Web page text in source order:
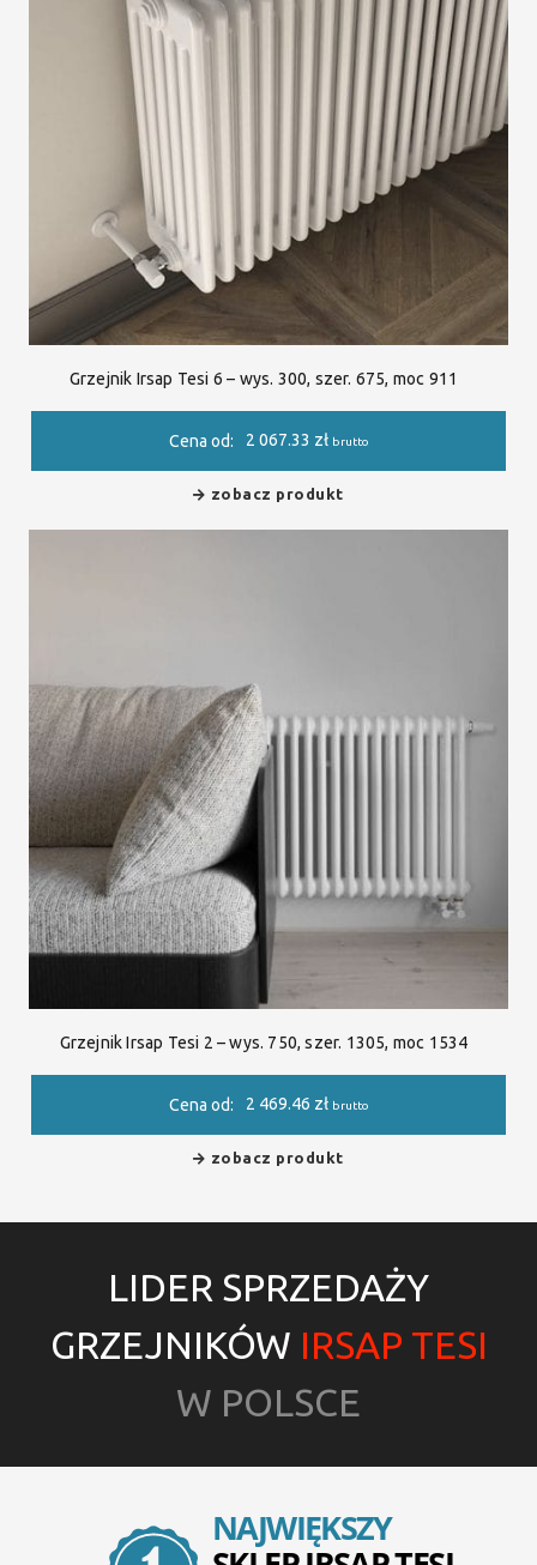
Grzejnik Irsap Tesi 6 – wys. 300, szer. 675, moc 911
Cena od: 2 067.33 zł brutto
zobacz produkt
Grzejnik Irsap Tesi 2 – wys. 750, szer. 1305, moc 1534
Cena od: 2 469.46 zł brutto
zobacz produkt
LIDER SPRZEDAŻY
GRZEJNIKÓW IRSAP TESI
W POLSCE